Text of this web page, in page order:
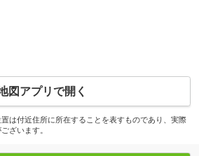
図アプリで開く
は付近住所に所在することを表すものであり、実際
ざいます。